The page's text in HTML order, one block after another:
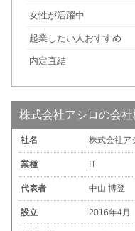
女性が活躍中
起業したい人おすすめ
内定直結
株式会社アシロの会社
社名 株式会社ア
業種 IT
代表者 中山 博登
設立 2016年4月